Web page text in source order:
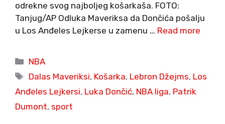
odrekne svog najboljeg košarkaša. FOTO:
Tanjug/AP Odluka Maveriksa da Dončića pošalju
u Los Anđeles Lejkerse u zamenu … Read more
Categories
NBA
Tags
Dalas Maveriksi, Košarka, Lebron Džejms, Los
Anđeles Lejkersi, Luka Dončić, NBA liga, Patrik
Dumont, sport